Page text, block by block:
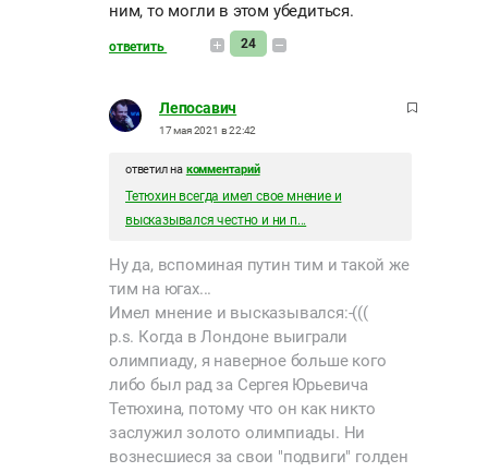
ним, то могли в этом убедиться.
ответить 24
Лепосавич
17 мая 2021 в 22:42
ответил на комментарий
Тетюхин всегда имел свое мнение и
высказывался честно и ни п...
Ну да, вспоминая путин тим и такой же
тим на югах...
Имел мнение и высказывался:-(((
p.s. Когда в Лондоне выиграли
олимпиаду, я наверное больше кого
либо был рад за Сергея Юрьевича
Тетюхина, потому что он как никто
заслужил золото олимпиады. Ни
вознесшиеся за свои "подвиги" голден